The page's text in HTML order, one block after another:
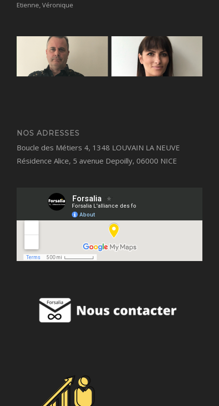
Etienne,Véronique
NOS ADRESSES
Boucle des Métiers 4, 1348 LOUVAIN LA NEUVE
Résidence Alice, 5 avenue Depoilly, 06000 NICE